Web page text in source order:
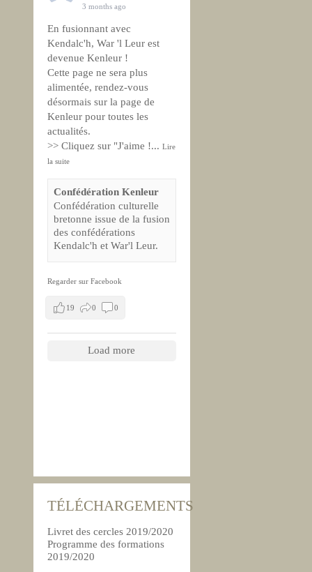
3 months ago
En fusionnant avec
Kendalc'h, War 'l Leur est
devenue Kenleur !
Cette page ne sera plus
alimentée, rendez-vous
désormais sur la page de
Kenleur pour toutes les
actualités.
>> Cliquez sur "J'aime !... Lire
la suite
Confédération Kenleur
Confédération culturelle
bretonne issue de la fusion
des confédérations
Kendalc'h et War'l Leur.
Regarder sur Facebook
19 0 0
Load more
TÉLÉCHARGEMENTS
Livret des cercles 2019/2020
Programme des formations
2019/2020